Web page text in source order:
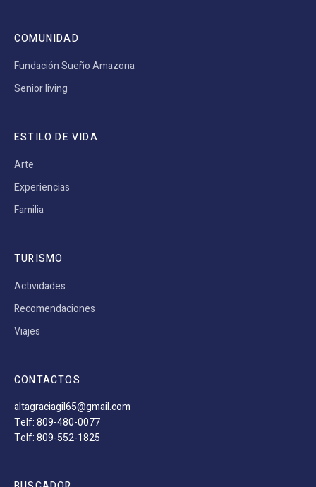
COMUNIDAD
Fundación Sueño Amazona
Senior living
ESTILO DE VIDA
Arte
Experiencias
Familia
TURISMO
Actividades
Recomendaciones
Viajes
CONTACTOS
altagraciagil65@gmail.com
Telf: 809-480-0077
Telf: 809-552-1825